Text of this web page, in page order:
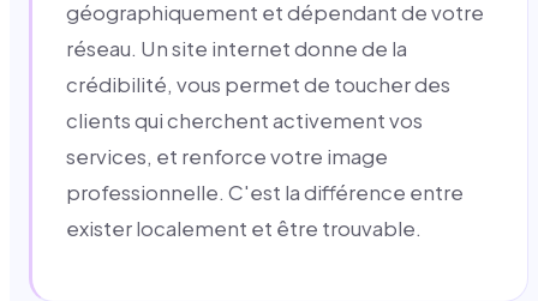
géographiquement et dépendant de votre
réseau. Un site internet donne de la
crédibilité, vous permet de toucher des
clients qui cherchent activement vos
services, et renforce votre image
professionnelle. C'est la différence entre
exister localement et être trouvable.